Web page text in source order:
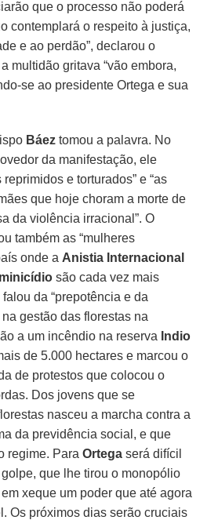
que o processo não poderá
contemplará o respeito à justiça,
e ao perdão”, declarou o
multidão gritava “vão embora,
se ao presidente Ortega e sua
Báez tomou a palavra. No
da manifestação, ele
e torturados” e “as
que hoje choram a morte de
da violência irracional”. O
também as “mulheres
onde a Anistia Internacional
são cada vez mais
da “prepotência e da
gestão das florestas na
a um incêndio na reserva Indio
de 5.000 hectares e marcou o
de protestos que colocou o
Dos jovens que se
nasceu a marcha contra a
da previdência social, e que
regime. ParaOrtega será difícil
que lhe tirou o monopólio
xeque um poder que até agora
Os próximos dias serão cruciais